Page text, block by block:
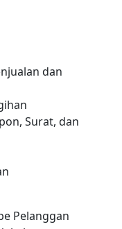
dan
Surat, dan
Pelanggan